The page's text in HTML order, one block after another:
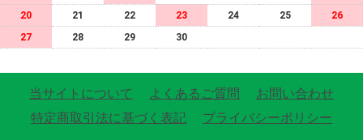
20
21 22 23 24 25
26
27
28 29 30
当サイトについて よくあるご質問
お問い合わせ
特定商取引法に基づく表記
プライバシーポリシー